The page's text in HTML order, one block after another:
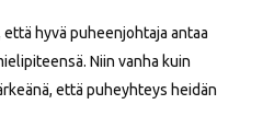
hyvä puheenjohtaja antaa
Niin vanha kuin
että puheyhteys heidän